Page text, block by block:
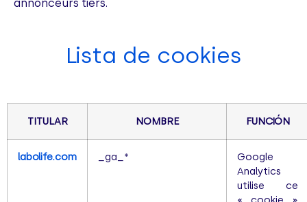
annonceurs tiers.
Lista de cookies
TITULAR NOMBRE FUNCIÓN
labolife.com _ga_*
Google
Analytics
utilise ce